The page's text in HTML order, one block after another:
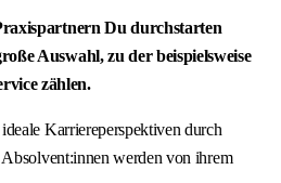
Du durchstarten
Auswahl, zu der beispielsweise
zählen.
Karriereperspektiven durch
werden von ihrem